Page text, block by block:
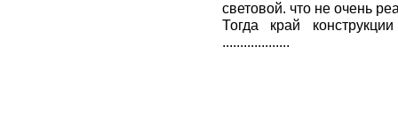
световой. что не очень
Тогда край
...................